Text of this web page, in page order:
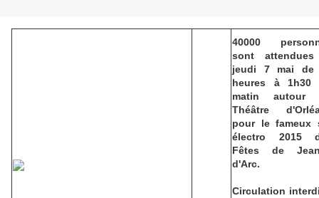
40000
sont
jeudi 7 mai de
heures à 1h30
matin autour
Théâtre
pour le fameux
électro 2015
Fêtes de
d'Arc.
Circulation